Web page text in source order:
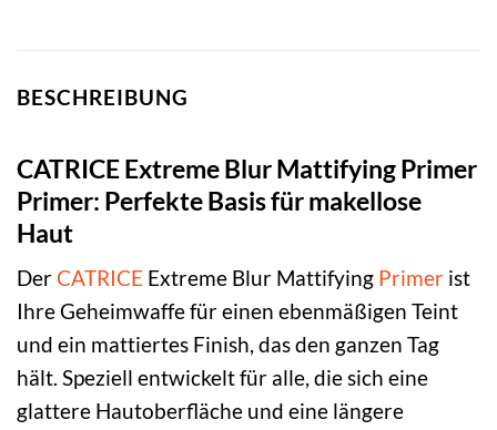
BESCHREIBUNG
CATRICE Extreme Blur Mattifying Primer
Primer: Perfekte Basis für makellose
Haut
DerCATRICE Extreme Blur Mattifying Primer ist
Ihre Geheimwaffe für einen ebenmäßigen Teint
und ein mattiertes Finish, das den ganzen Tag
hält. Speziell entwickelt für alle, die sich eine
glattere Hautoberfläche und eine längere